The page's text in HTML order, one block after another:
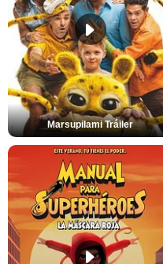
Marsupilami Tráiler